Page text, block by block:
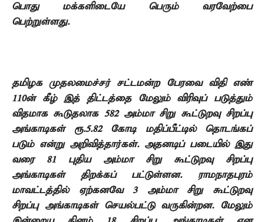
பொது மக்களிடையே பெரும் வரவேற்பை
பெற்றுள்ளது.
தமிழக முதலமைச்சர் சட்டமன்ற பேரவை விதி எண்
110ன் கீழ் இத் திட்டத்தை மேலும் விரிவுப் படுத்தும்
விதமாக கூடுதலாக 582 அம்மா சிறு கூட்டுறவு சிறப்பு
அங்காடிகள் ரூ.5.82 கோடி மதிப்பீட்டில் தொடங்கப்
படும் என்று அறிவித்தார்கள். அதனடிப் படையில் இது
வரை 81 புதிய அம்மா சிறு கூட்டுறவு சிறப்பு
அங்காடிகள் திறக்கப் பட்டுள்ளன. ராமநாதபுரம்
மாவட்டத்தில் ஏற்கனவே 3 அம்மா சிறு கூட்டுறவு
சிறப்பு அங்காடிகள் செயல்பட்டு வருகின்றன. மேலும்